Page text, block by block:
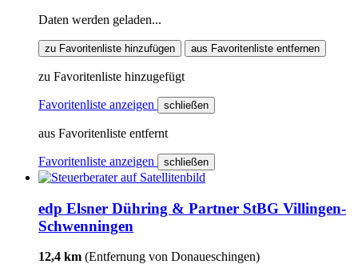
Daten werden geladen...
zu Favoritenliste hinzufügen aus Favoritenliste entfernen
zu Favoritenliste hinzugefügt
Favoritenliste anzeigen schließen
aus Favoritenliste entfernt
Favoritenliste anzeigen schließen
edp Elsner Dühring & Partner StBG Villingen-
Schwenningen
12,4 km (Entfernung von Donaueschingen)